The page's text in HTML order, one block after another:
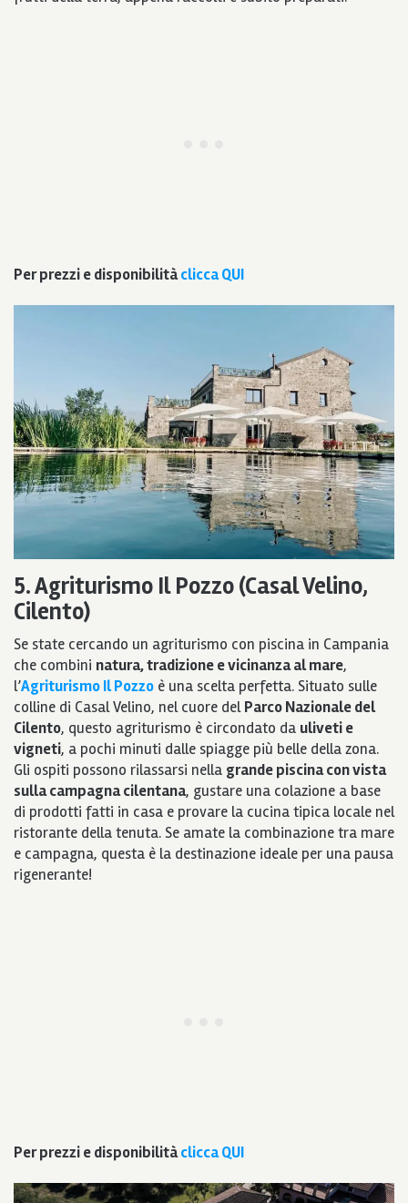
Per prezzi e disponibilitàclicca QUI
5. Agriturismo Il Pozzo (Casal Velino,
Cilento)
Se state cercando un agriturismo con piscina in Campania
che combini natura, tradizione e vicinanza al mare,
l’Agriturismo Il Pozzo è una scelta perfetta. Situato sulle
colline di Casal Velino, nel cuore delParco Nazionale del
Cilento, questo agriturismo è circondato da uliveti e
vigneti, a pochi minuti dalle spiagge più belle della zona.
Gli ospiti possono rilassarsi nella grande piscina con vista
sulla campagna cilentana, gustare una colazione a base
di prodotti fatti in casa e provare la cucina tipica locale nel
ristorante della tenuta. Se amate la combinazione tra mare
e campagna, questa è la destinazione ideale per una pausa
rigenerante!
Per prezzi e disponibilitàclicca QUI